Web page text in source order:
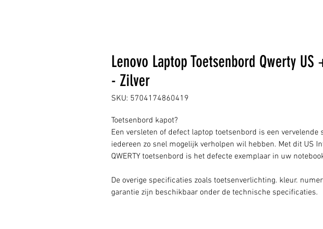
Lenovo Laptop Toetsenbord Qwerty US
- Zilver
SKU: 5704174860419
Toetsenbord kapot?
Een versleten of defect laptop toetsenbord is een vervelende
iedereen zo snel mogelijk verholpen wil hebben. Met dit US
QWERTY toetsenbord is het defecte exemplaar in uw
De overige specificaties zoals toetsenverlichting. kleur.
garantie zijn beschikbaar onder de technische specificaties.